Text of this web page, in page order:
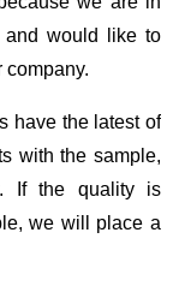
and would like to
have the latest of
with the sample,
If the quality is
we will place a